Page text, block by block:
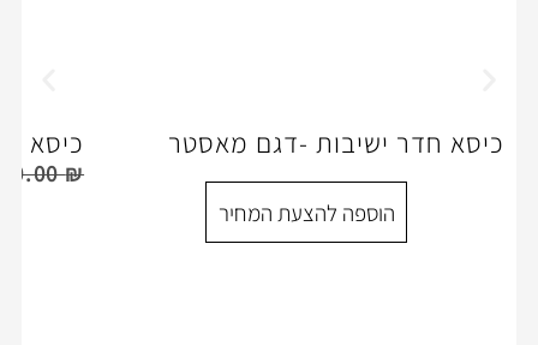
-דגם מאסטר
להצעת המחיר
כיסא מנהלים דגם